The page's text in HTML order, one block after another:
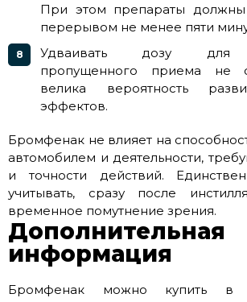
При этом препараты должны
перерывом не менее пяти
Удваивать дозу для
пропущенного приема не
велика вероятность
эффектов.
Бромфенак не влияет на
автомобилем и деятельности,
и точности действий.
учитывать, сразу после
временное помутнение зрения.
Дополнительная
информация
Бромфенак можно купить в